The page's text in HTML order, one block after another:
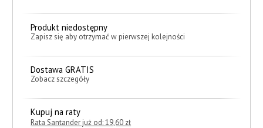
Produkt niedostępny
Zapisz się aby otrzymać w pierwszej kolejności
Dostawa GRATIS
Zobacz szczegóły
Kupuj na raty
Rata Santander już od: 19,60 zł